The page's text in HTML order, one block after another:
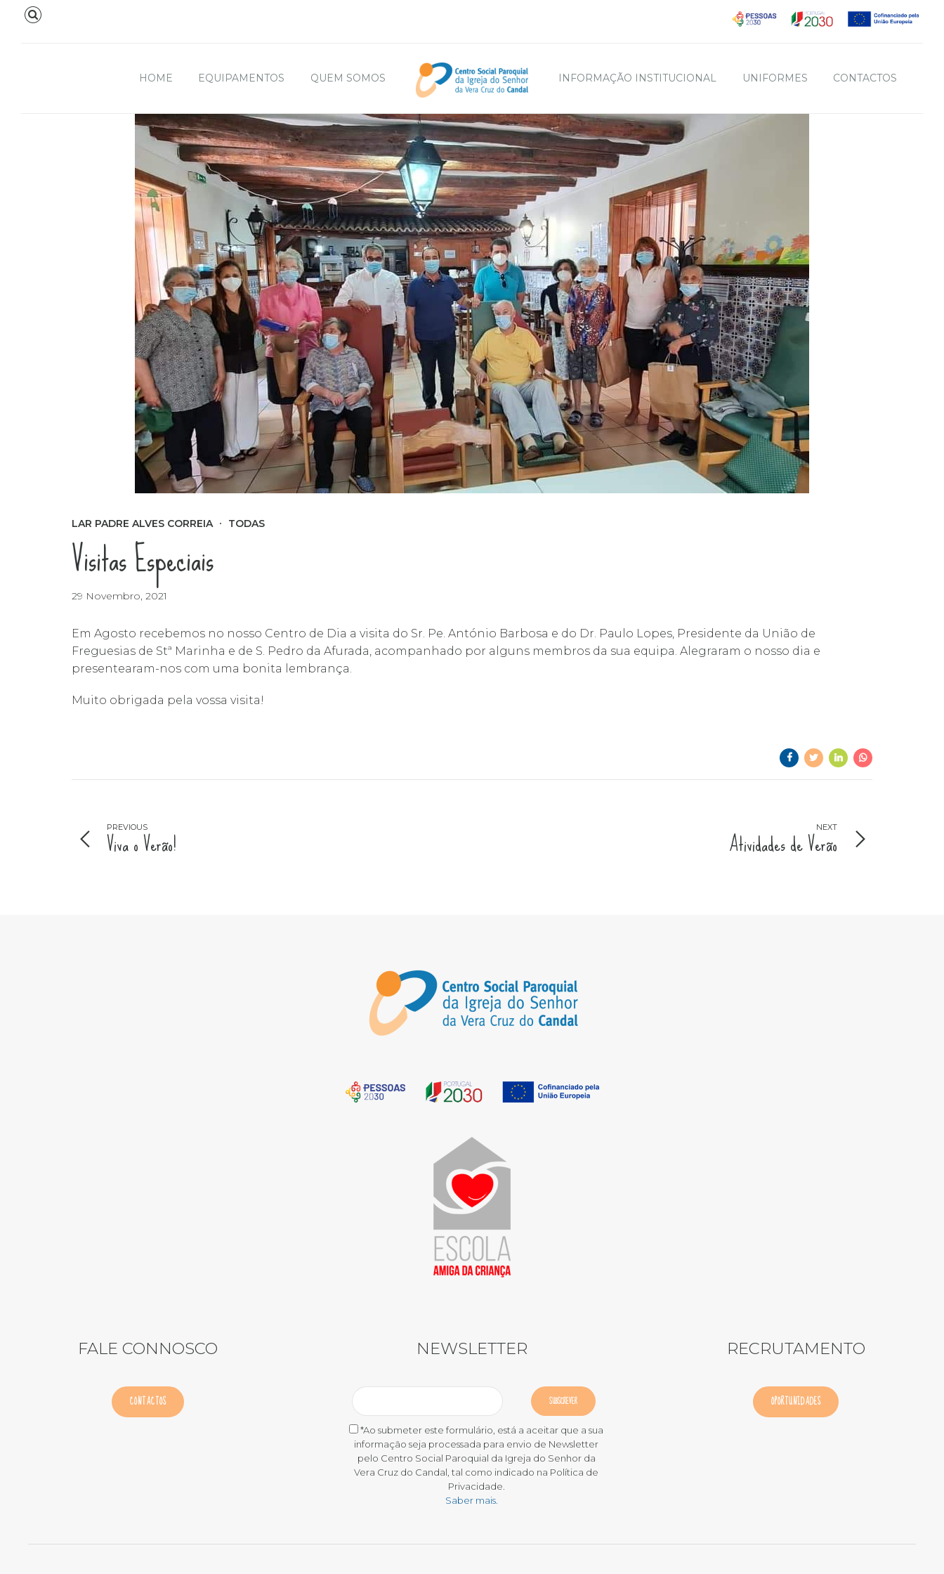
HOME EQUIPAMENTOS QUEM SOMOS INFORMAÇÃO INSTITUCIONAL UNIFORMES CONTACTOS
LAR PADRE ALVES CORREIA TODAS
Visitas Especiais
29 Novembro, 2021
Em Agosto recebemos no nosso Centro de Dia a visita do Sr. Pe. António Barbosa e do Dr. Paulo Lopes, Presidente da União de
Freguesias de Stª Marinha e de S. Pedro da Afurada, acompanhado por alguns membros da sua equipa. Alegraram o nosso dia e
presentearam-nos com uma bonita lembrança.
Muito obrigada pela vossa visita!
PREVIOUS
Viva o Verão! NEXT
Atividades de Verão
FALE CONNOSCO
CONTACTOS
NEWSLETTER
*Ao submeter este formulário, está a aceitar que a sua
informação seja processada para envio de Newsletter
pelo Centro Social Paroquial da Igreja do Senhor da
Vera Cruz do Candal, tal como indicado na Política de
Privacidade.
Saber mais.
RECRUTAMENTO
OPORTUNIDADES